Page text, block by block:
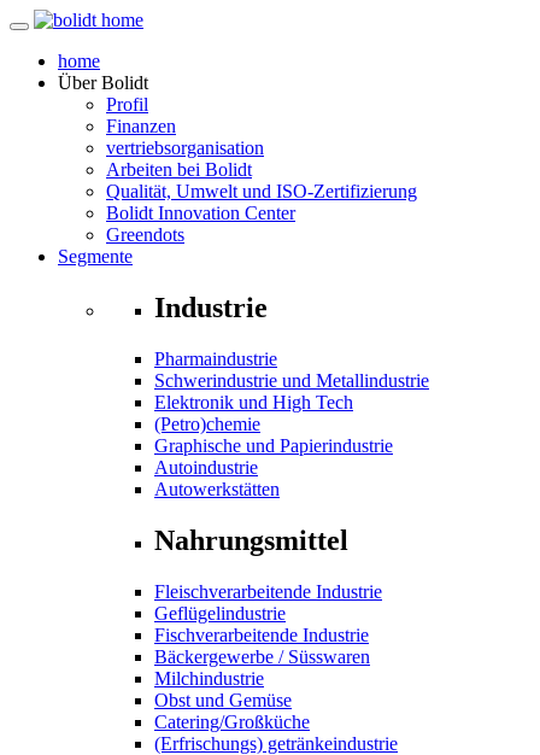
home
ÜberBolidt
Profil
Finanzen
vertriebsorganisation
Arbeiten bei Bolidt
Qualität, Umwelt und ISO-Zertifizierung
Bolidt Innovation Center
Greendots
Segmente
Industrie
Pharmaindustrie
Schwerindustrie und Metallindustrie
Elektronik und High Tech
(Petro)chemie
Graphische und Papierindustrie
Autoindustrie
Autowerkstätten
Nahrungsmittel
Fleischverarbeitende Industrie
Geflügelindustrie
Fischverarbeitende Industrie
Bäckergewerbe / Süsswaren
Milchindustrie
Obst und Gemüse
Catering/Großküche
(Erfrischungs) getränkeindustrie